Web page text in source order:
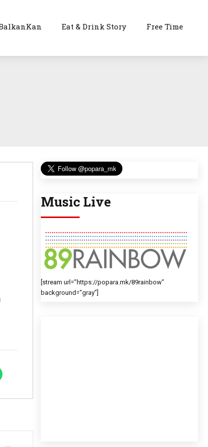
Eat & Drink Story Free Time
Music Live
[stream url=”https://popara.mk/89rainbow”
background=”gray”]